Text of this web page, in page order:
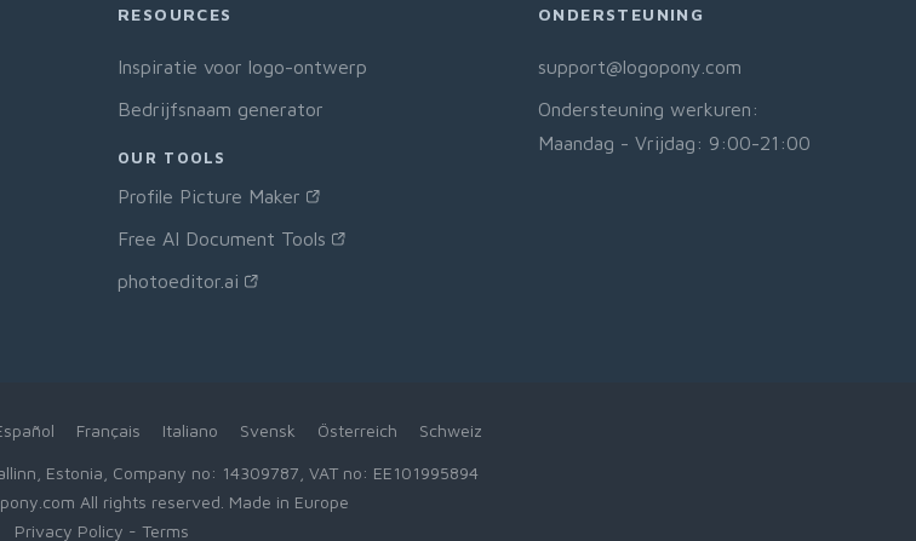
RESOURCES
Inspiratie voor logo-ontwerp
Bedrijfsnaam generator
OUR TOOLS
Profile Picture Maker
Free AI Document Tools
photoeditor.ai
ONDERSTEUNING
support@logopony.com
Ondersteuning werkuren:
Maandag - Vrijdag: 9:00-21:00
Français Italiano Svensk Österreich Schweiz
Estonia, Company no: 14309787, VAT no: EE101995894
All rights reserved. Made in Europe
Privacy Policy - Terms